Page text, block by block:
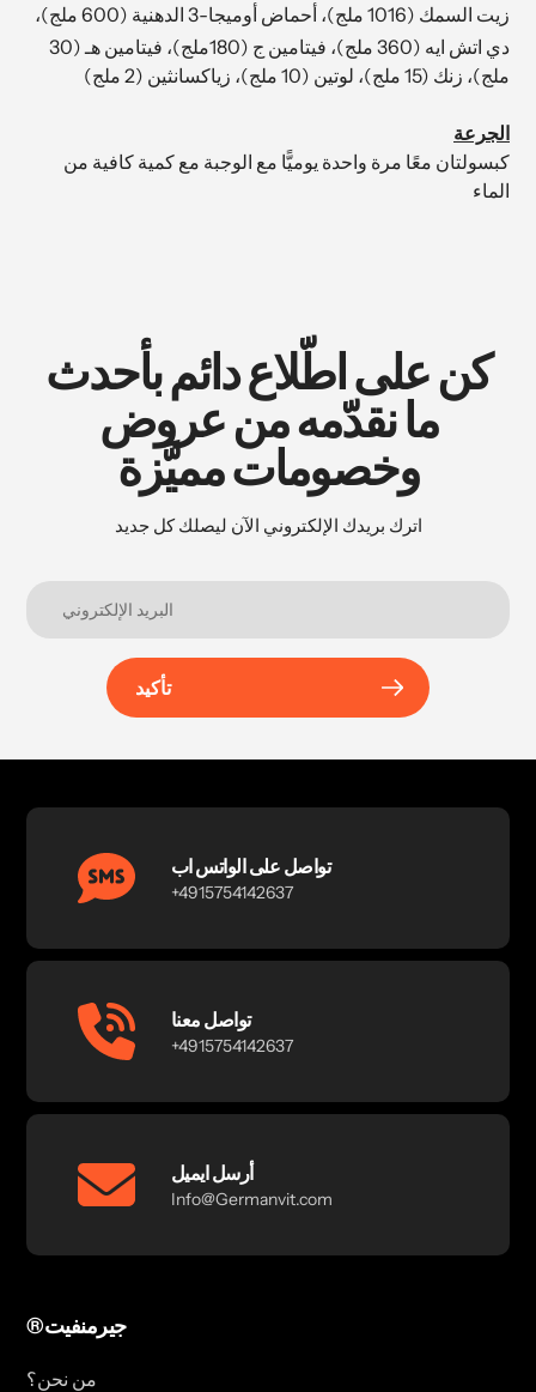
زيت السمك (1016 ملج)، أحماض أوميجا-3 الدهنية (600 ملج)،
دي اتش ايه (360 ملج)، فيتامين ج (180ملج)، فيتامين هـ (30
ملج)، زنك (15 ملج)، لوتين (10 ملج)،
زياكسانثين (2 ملج)
الجرعة
كبسولتان معًا مرة واحدة يوميًّا مع الوجبة مع كمية كافية من
الماء
كن على اطّلاع دائم بأحدث
ما نقدّمه من عروض
وخصومات مميَّزة
اترك بريدك الإلكتروني الآن ليصلك كل جديد
تأكيد
تواصل على الواتس اب
+4915754142637
تواصل معنا
+4915754142637
أرسل ايميل
Info@Germanvit.com
®جيرمنفيت
من نحن؟